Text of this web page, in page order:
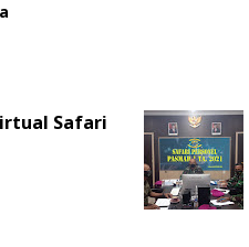
Safari